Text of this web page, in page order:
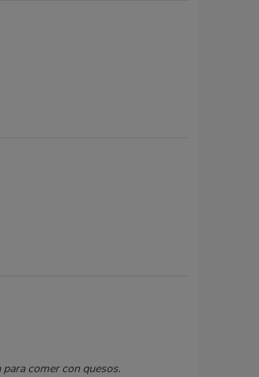
comer con quesos.